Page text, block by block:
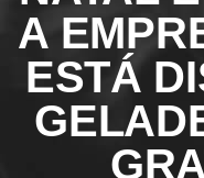
A
ESTÁ